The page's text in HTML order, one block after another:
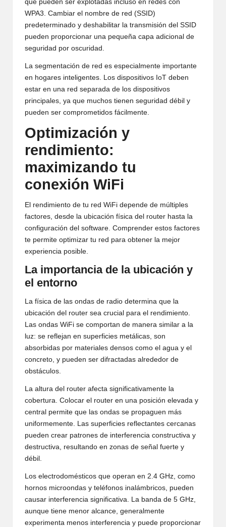
que pueden ser explotadas incluso en redes con
WPA3. Cambiar el nombre de red (SSID)
predeterminado y deshabilitar la transmisión del SSID
pueden proporcionar una pequeña capa adicional de
seguridad por oscuridad.
La segmentación de red es especialmente importante
en hogares inteligentes. Los dispositivos IoT deben
estar en una red separada de los dispositivos
principales, ya que muchos tienen seguridad débil y
pueden ser comprometidos fácilmente.
Optimización y
rendimiento:
maximizando tu
conexión WiFi
El rendimiento de tu red WiFi depende de múltiples
factores, desde la ubicación física del router hasta la
configuración del software. Comprender estos factores
te permite optimizar tu red para obtener la mejor
experiencia posible.
La importancia de la ubicación y
el entorno
La física de las ondas de radio determina que la
ubicación del router sea crucial para el rendimiento.
Las ondas WiFi se comportan de manera similar a la
luz: se reflejan en superficies metálicas, son
absorbidas por materiales densos como el agua y el
concreto, y pueden ser difractadas alrededor de
obstáculos.
La altura del router afecta significativamente la
cobertura. Colocar el router en una posición elevada y
central permite que las ondas se propaguen más
uniformemente. Las superficies reflectantes cercanas
pueden crear patrones de interferencia constructiva y
destructiva, resultando en zonas de señal fuerte y
débil.
Los electrodomésticos que operan en 2.4 GHz, como
hornos microondas y teléfonos inalámbricos, pueden
causar interferencia significativa. La banda de 5 GHz,
aunque tiene menor alcance, generalmente
experimenta menos interferencia y puede proporcionar